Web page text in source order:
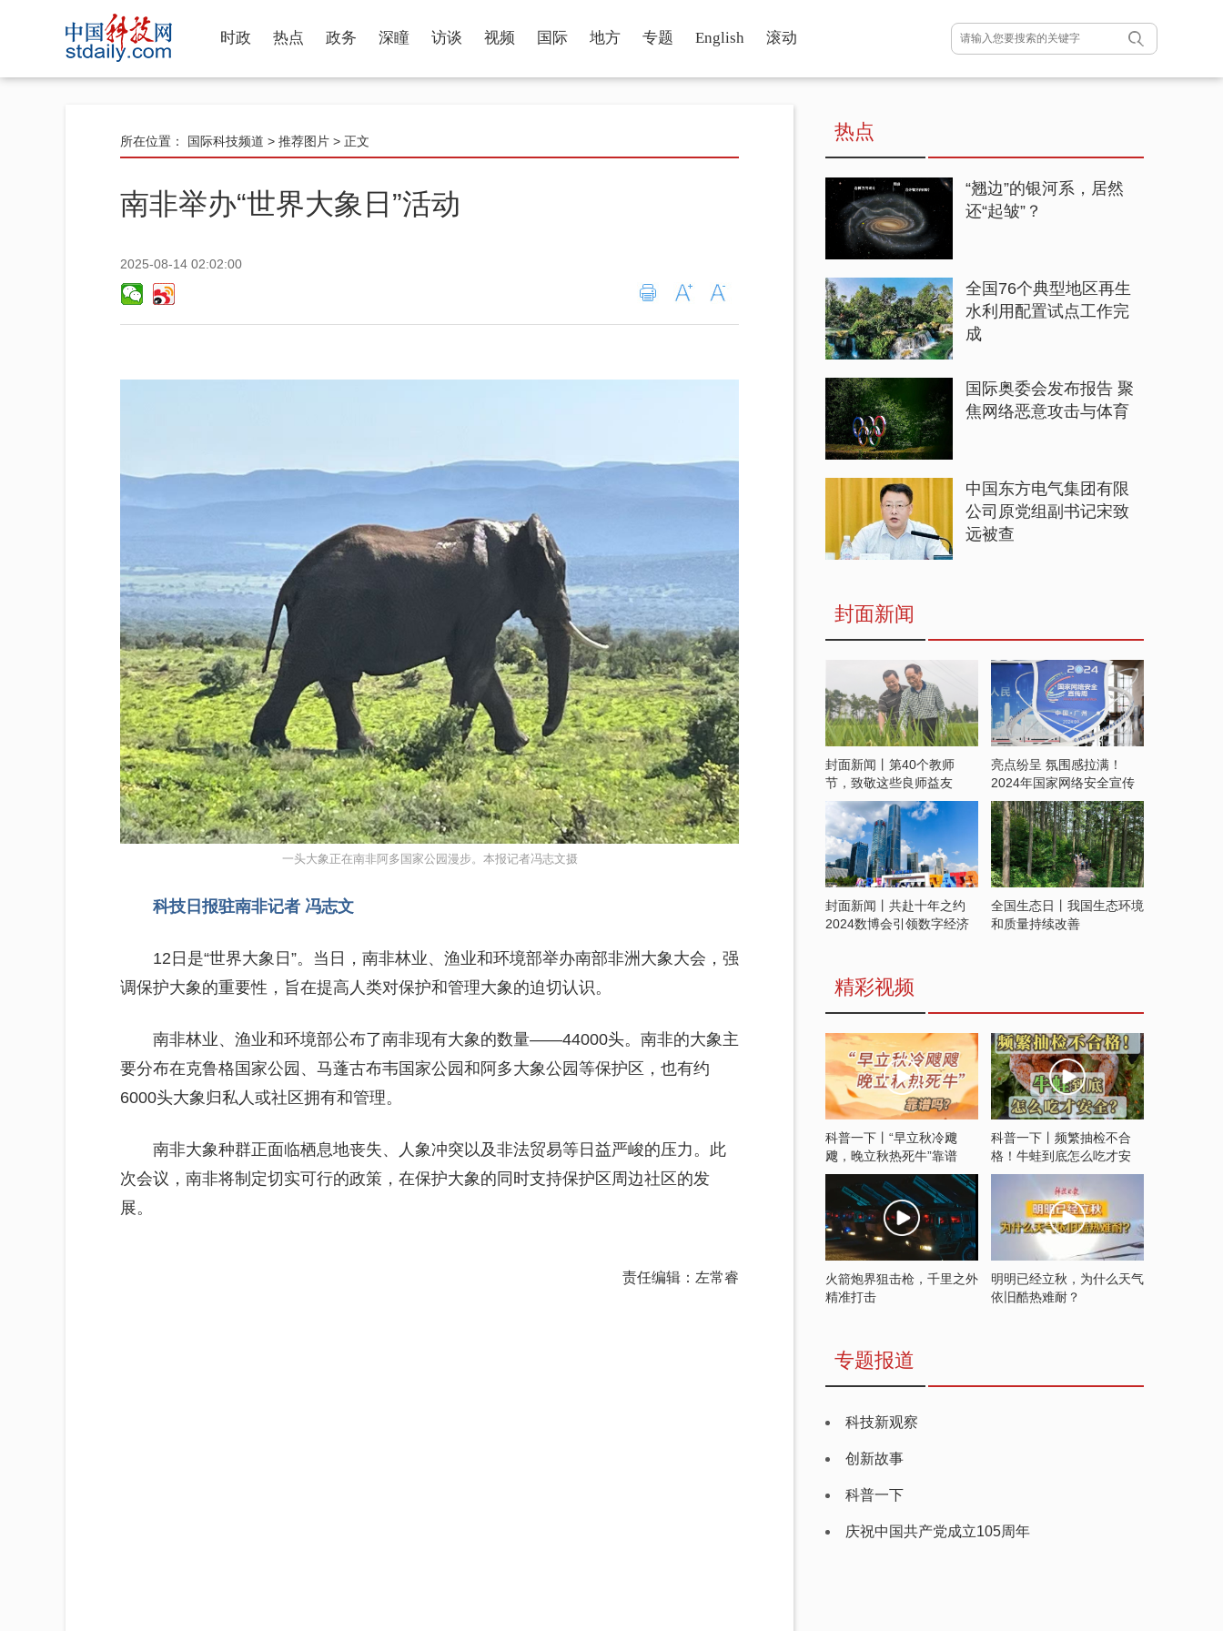
时政 热点 政务 深瞳 访谈 视频 国际 地方 专题 English 滚动
所在位置： 国际科技频道 > 推荐图片 > 正文
南非举办“世界大象日”活动
2025-08-14 02:02:00
一头大象正在南非阿多国家公园漫步。本报记者冯志文摄
科技日报驻南非记者 冯志文
12日是“世界大象日”。当日，南非林业、渔业和环境部举办南部非洲大象大会，强
调保护大象的重要性，旨在提高人类对保护和管理大象的迫切认识。
南非林业、渔业和环境部公布了南非现有大象的数量——44000头。南非的大象主
要分布在克鲁格国家公园、马蓬古布韦国家公园和阿多大象公园等保护区，也有约
6000头大象归私人或社区拥有和管理。
南非大象种群正面临栖息地丧失、人象冲突以及非法贸易等日益严峻的压力。此
次会议，南非将制定切实可行的政策，在保护大象的同时支持保护区周边社区的发
展。
责任编辑：左常睿
热点
“翘边”的银河系，居然
还“起皱”？
全国76个典型地区再生
水利用配置试点工作完
成
国际奥委会发布报告 聚
焦网络恶意攻击与体育
中国东方电气集团有限
公司原党组副书记宋致
远被查
封面新闻
封面新闻丨第40个教师
节，致敬这些良师益友
亮点纷呈 氛围感拉满！
2024年国家网络安全宣传
周开启
封面新闻丨共赴十年之约
2024数博会引领数字经济
全国生态日丨我国生态环境
和质量持续改善
精彩视频
科普一下丨“早立秋冷飕
飕，晚立秋热死牛”靠谱
吗？
科普一下丨频繁抽检不合
格！牛蛙到底怎么吃才安
全？
火箭炮界狙击枪，千里之外
精准打击
明明已经立秋，为什么天气
依旧酷热难耐？
专题报道
科技新观察
创新故事
科普一下
庆祝中国共产党成立105周年